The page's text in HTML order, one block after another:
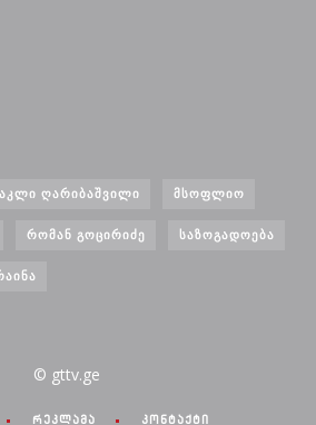
ᲦᲐᲠᲘᲑᲐᲨᲕᲘᲚᲘ ᲛᲡᲝᲤᲚᲘᲝ
ᲠᲝᲛᲐᲜ ᲒᲝᲪᲘᲠᲘᲫᲔ ᲡᲐᲖᲝᲒᲐᲓᲝᲔᲑᲐ
© gttv.ge
რეკლამა კონტაქტი